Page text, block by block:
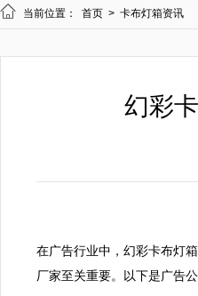
 当前位置： 首页 > 卡布灯箱资讯
幻彩
在广告行业中，幻彩卡布灯
厂家至关重要。以下是广告